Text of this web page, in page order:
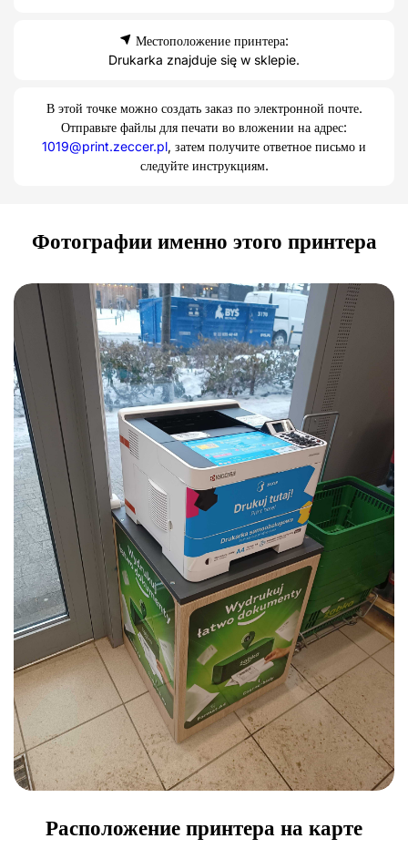
Местоположение принтера:
Drukarka znajduje się w sklepie.
В этой точке можно создать заказ по электронной почте.
Отправьте файлы для печати во вложении на адрес:
1019@print.zeccer.pl, затем получите ответное письмо и
следуйте инструкциям.
Фотографии именно этого принтера
Расположение принтера на карте